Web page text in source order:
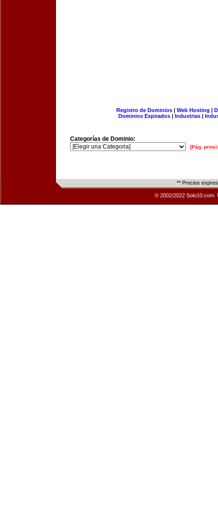
Registro de Dominios| Web Hosting |
Dominios Expirados | Industrias |
Categorías de Dominio:
[Pág.
** Precios
© 2002/2022 Solo10.com